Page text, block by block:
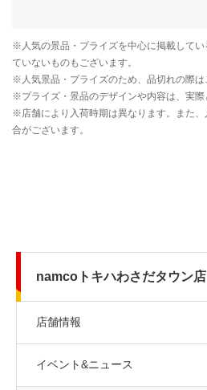
namcoトキハわさだタウン店
店舗情報
イベント&ニュース